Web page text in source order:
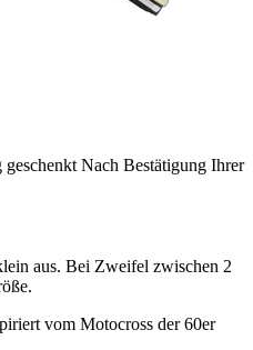
geschenkt Nach Bestätigung Ihrer
aus. Bei Zweifel zwischen 2
vom Motocross der 60er